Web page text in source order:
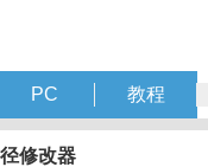
PC 教程
修改器